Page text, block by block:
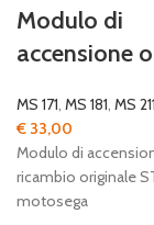
Modulo di
accensione
MS 171, MS 181, MS 211
€ 33,00
Modulo di
ricambio originale
motosega